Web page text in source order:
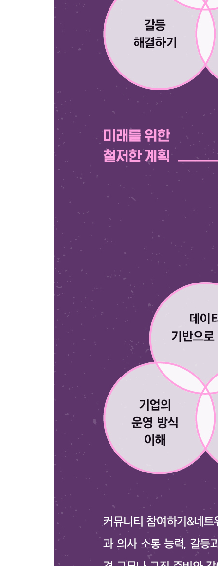
12장 글로 하는 소통을 정복하라
1 소통은 스토리텔링이다
__스토리텔링 규칙
__업무 소통에 스토리텔링 적용하기
__평소 일상적인 소통은 어떻게 하나
2 소통에 대한 두려움 극복하기
__두려운 원인을 분석하라
__두려워하는 원인을 해결하라
__글로 하는 소통에 대한 두려움을 정복하라
3 스토리텔링에 구조 적용하기
4 연습, 연습, 또 연습
5 좌절을 경험하는 흔한 원인
__수동태를 피하라
__꽃으로 뒤덮인 정원의 가지를 정리하라
13장 말로 하는 소통을 정복하라
1 한 단계 더 나아가기
__모든 답을 알지 못하는 것에 대한 두려움
2 말하기에 대한 두려움 극복하기
__평가받을까 하는 두려움
3 말하기에 좌절하는 흔한 원인
4 자기주장은 어느 정도가 적당할까
6 실천 과제
14장 갈등을 해결하라
1 갈등은 건강할 수도, 의도적일 수도 있다
2 맥락 파악하기
3 기본 원칙으로 돌아가기
4 데이터에 의존하기
5 의사 결정 프레임워크 사용하기
6 이기는 것보다 결과가 중요하다
7 실천 과제
15장 데이터를 기반으로 비판적으로 사고하라
1 회사에서는 ‘믿음’을 논하지 마라
2 데이터를 기반으로 비판적으로 사고하라
3 데이터를 기반으로 하라
4 데이터를 주의하라
5 실천 과제
__더 읽을거리